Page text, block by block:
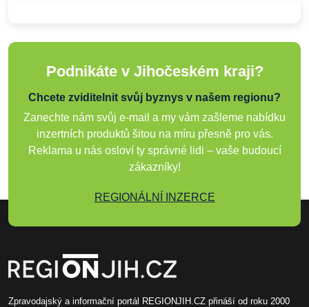
Podnikáte v Jihočeském kraji?
Chcete zviditelnit svůj byznys v našem regionu?
Zanechte nám svůj e-mail a my vám zašleme nabídku
inzertních produktů šitou na míru přesně pro vás.
Reklama u nás osloví ty správné lidi – vaše budoucí
zákazníky!
REGIONÁLNÍ INZERCE
Zpravodajský a informační portál REGIONJIH.CZ přináší od roku 2000